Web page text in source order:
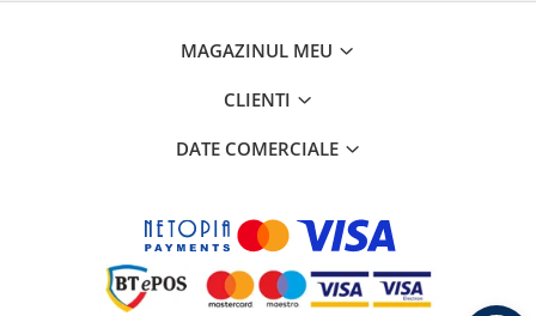
MAGAZINUL MEU
CLIENTI
DATE COMERCIALE